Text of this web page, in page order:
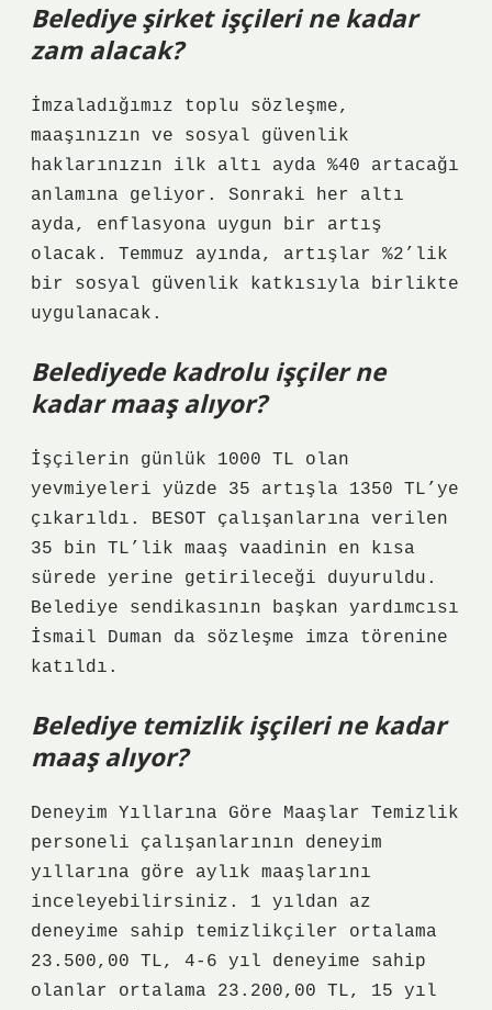
Belediye şirket işçileri ne kadar
zam alacak?
İmzaladığımız toplu sözleşme,
maaşınızın ve sosyal güvenlik
haklarınızın ilk altı ayda %40 artacağı
anlamına geliyor. Sonraki her altı
ayda, enflasyona uygun bir artış
olacak. Temmuz ayında, artışlar %2’lik
bir sosyal güvenlik katkısıyla birlikte
uygulanacak.
Belediyede kadrolu işçiler ne
kadar maaş alıyor?
İşçilerin günlük 1000 TL olan
yevmiyeleri yüzde 35 artışla 1350 TL’ye
çıkarıldı. BESOT çalışanlarına verilen
35 bin TL’lik maaş vaadinin en kısa
sürede yerine getirileceği duyuruldu.
Belediye sendikasının başkan yardımcısı
İsmail Duman da sözleşme imza törenine
katıldı.
Belediye temizlik işçileri ne kadar
maaş alıyor?
Deneyim Yıllarına Göre Maaşlar Temizlik
personeli çalışanlarının deneyim
yıllarına göre aylık maaşlarını
inceleyebilirsiniz. 1 yıldan az
deneyime sahip temizlikçiler ortalama
23.500,00 TL, 4-6 yıl deneyime sahip
olanlar ortalama 23.200,00 TL, 15 yıl